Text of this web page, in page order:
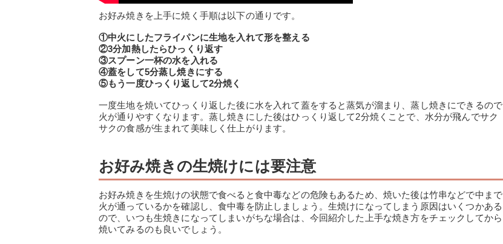
お好み焼きを上手に焼く手順は以下の通りです。
①中火にしたフライパンに生地を入れて形を整える
②3分加熱したらひっくり返す
③スプーン一杯の水を入れる
④蓋をして5分蒸し焼きにする
⑤もう一度ひっくり返して2分焼く
一度生地を焼いてひっくり返した後に水を入れて蓋をすると蒸気が溜まり、蒸し焼きにできるので
火が通りやすくなります。蒸し焼きにした後はひっくり返して2分焼くことで、水分が飛んでサク
サクの食感が生まれて美味しく仕上がります。
お好み焼きの生焼けには要注意
お好み焼きを生焼けの状態で食べると食中毒などの危険もあるため、焼いた後は竹串などで中まで
火が通っているかを確認し、食中毒を防止しましょう。生焼けになってしまう原因はいくつかある
ので、いつも生焼きになってしまいがちな場合は、今回紹介した上手な焼き方をチェックしてから
焼いてみるのも良いでしょう。